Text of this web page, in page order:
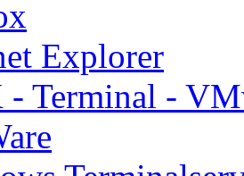
Explorer
Terminal -